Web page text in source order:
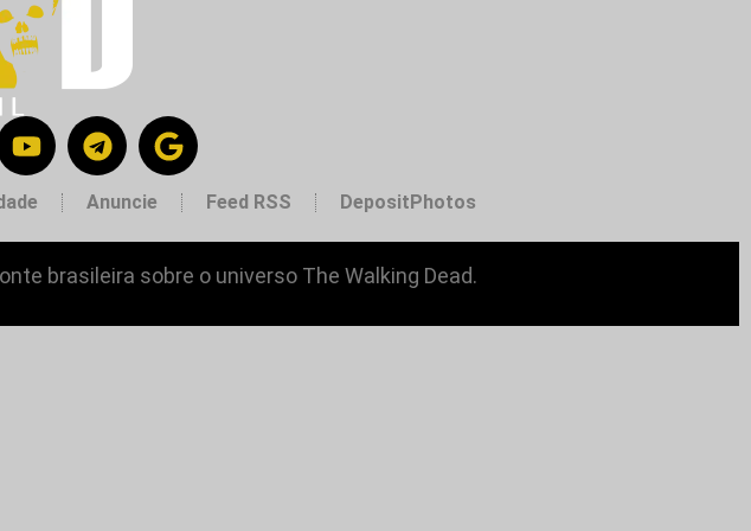
Anuncie Feed RSS DepositPhotos
brasileira sobre o universo The Walking Dead.